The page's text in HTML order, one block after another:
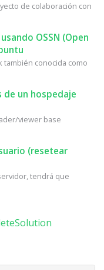
de colaboración con
OSSN (Open
también conocida como
un hospedaje
viewer base
(resetear
tendrá que